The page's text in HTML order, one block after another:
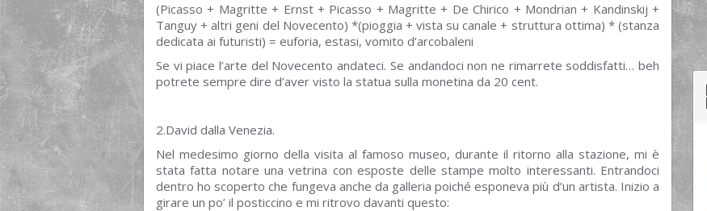
(Picasso + Magritte + Ernst + Picasso + Magritte + De Chirico + Mondrian + Kandinskij +
Tanguy + altri geni del Novecento) *(pioggia + vista su canale + struttura ottima) * (stanza
dedicata ai futuristi) = euforia, estasi, vomito d’arcobaleni
Se vi piace l’arte del Novecento andateci. Se andandoci non ne rimarrete soddisfatti… beh
potrete sempre dire d’aver visto la statua sulla monetina da 20 cent.
2.David dalla Venezia.
Nel medesimo giorno della visita al famoso museo, durante il ritorno alla stazione, mi è
stata fatta notare una vetrina con esposte delle stampe molto interessanti. Entrandoci
dentro ho scoperto che fungeva anche da galleria poiché esponeva più d’un artista. Inizio a
girare un po’ il posticcino e mi ritrovo davanti questo:
twittergoogleplusfacebook